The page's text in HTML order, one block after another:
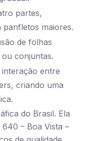
partes,
panfletos maiores.
de folhas
conjuntas.
entre
criando uma
do Brasil. Ela
– Boa Vista –